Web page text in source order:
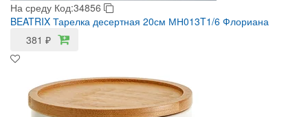
На среду Код:34856
BEATRIX Тарелка десертная 20см МН013T1/6 Флориана
381 ₽